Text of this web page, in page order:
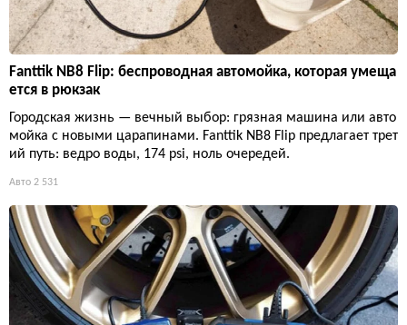
Fanttik NB8 Flip: беспроводная автомойка, которая умеща
ется в рюкзак
Городская жизнь — вечный выбор: грязная машина или авто
мойка с новыми царапинами. Fanttik NB8 Flip предлагает трет
ий путь: ведро воды, 174 psi, ноль очередей.
Авто 2 531